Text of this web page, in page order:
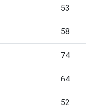
53
58
74
64
52